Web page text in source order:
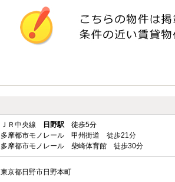
ＪＲ中央線 日野駅 徒歩5分
多摩都市モノレール 甲州街道 徒歩21分
多摩都市モノレール 柴崎体育館 徒歩30分
東京都日野市日野本町